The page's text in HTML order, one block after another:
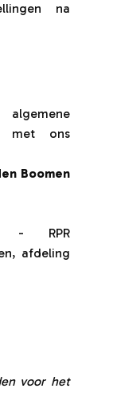
na
met ons
Boomen
- RPR
afdeling
voor het